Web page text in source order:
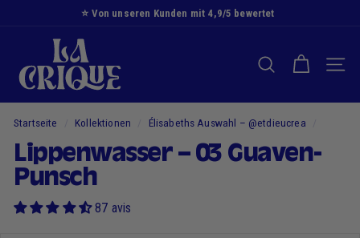
⭐️ Von unseren Kunden mit 4,9/5 bewertet
e
B
u
c
h
t
SUCHE NACH
Startseite Kollektionen Élisabeths Auswahl – @etdieucrea
Lippenwasser – 03 Guaven-
Punsch
87 avis